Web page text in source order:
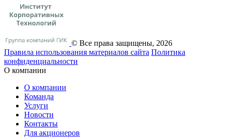
© Все права защищены, 2026
Правила использования материалов сайта Политика
конфиденциальности
О компании
О компании
Команда
Услуги
Новости
Контакты
Для акционеров